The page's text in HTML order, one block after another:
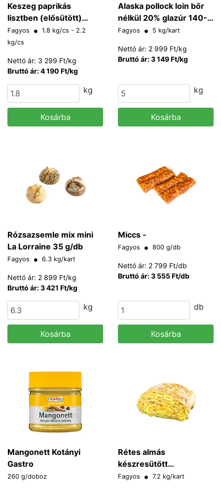
Keszeg paprikás
lisztben (elősütött)
400-600 g/db
Fagyos
1.8 kg/cs - 2.2
kg/cs
Nettó ár: 3 299 Ft/kg
Bruttó ár: 4 190 Ft/kg
kg
Kosárba
Alaska pollock loin bőr
nélkül 20% glazúr 140-
160 g/db
Fagyos 5 kg/kart
Nettó ár: 2 999 Ft/kg
Bruttó ár: 3 149 Ft/kg
kg
Kosárba
Rózsazsemle mix mini
La Lorraine 35 g/db
Fagyos 6.3 kg/kart
Nettó ár: 2 899 Ft/kg
Bruttó ár: 3 421 Ft/kg
kg
Kosárba
Miccs -
Fagyos 800 g/db
Nettó ár: 2 799 Ft/db
Bruttó ár: 3 555 Ft/db
db
Kosárba
Mangonett Kotányi
Gastro
260 g/doboz
Rétes almás
készresütött
Dinghartinger
Fagyos 7.2 kg/kart